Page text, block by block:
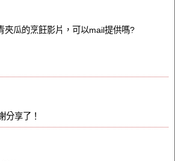
夾瓜的烹飪影片，可以mail提供嗎?
分享了！